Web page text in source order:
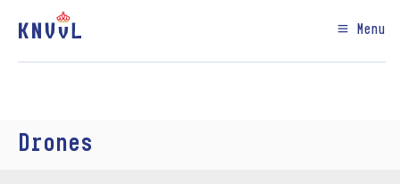
Menu
Drones